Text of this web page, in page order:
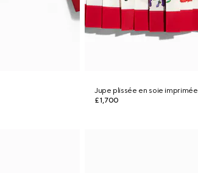
Jupe plissée en soie imprimée
£1,700